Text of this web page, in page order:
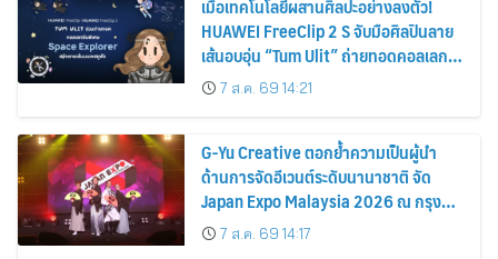
เมื่อเทคโนโลยีผสานศิลปะอย่างลงตัว!
HUAWEI FreeClip 2 S จับมือศิลปินลาย
เส้นอบอุ่น “Tum Ulit” ถ่ายทอดคอลเลก
ชันพิเศษ “Space Explorer” สลักลายเส้น
บนเคสหูฟัง
7 ส.ค. 69 14:21
G-Yu Creative ตอกย้ำความเป็นผู้นำ
ด้านการจัดอีเวนต์ระดับนานาชาติ จัด
Japan Expo Malaysia 2026 ณ กรุง
กัวลาลัมเปอร์อย่างยิ่งใหญ่
7 ส.ค. 69 14:17